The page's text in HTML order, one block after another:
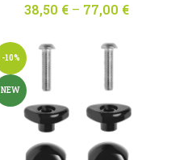
38,50 € – 77,00 €
-10%
NEW